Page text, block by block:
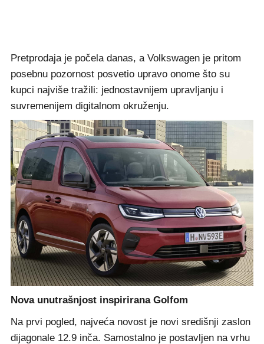
Pretprodaja je počela danas, a Volkswagen je pritom
posebnu pozornost posvetio upravo onome što su
kupci najviše tražili: jednostavnijem upravljanju i
suvremenijem digitalnom okruženju.
Nova unutrašnjost inspirirana Golfom
Na prvi pogled, najveća novost je novi središnji zaslon
dijagonale 12.9 inča. Samostalno je postavljen na vrhu